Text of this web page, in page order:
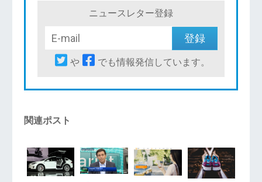
ニュースレター登録
や でも情報発信しています。
関連ポスト